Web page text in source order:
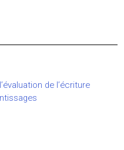
de l’écriture